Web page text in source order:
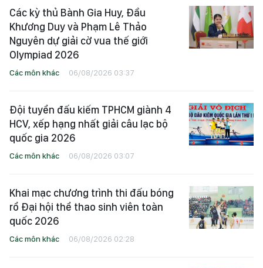
Các kỳ thủ Bành Gia Huy, Đầu
Khương Duy và Phạm Lê Thảo
Nguyên dự giải cờ vua thế giới
Olympiad 2026
Các môn khác 06/08/2026 03:37
Đội tuyển đấu kiếm TPHCM giành 4
HCV, xếp hạng nhất giải câu lạc bộ
quốc gia 2026
Các môn khác 06/08/2026 03:07
Khai mạc chương trình thi đấu bóng
rổ Đại hội thể thao sinh viên toàn
quốc 2026
Các môn khác 06/08/2026 02:28